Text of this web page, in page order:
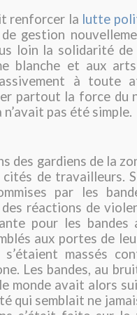
renforcer la lutte
gestion
loin la solidarité de
blanche et aux
à toute
partout la force du
pas été simple.
des gardiens de la
de travailleurs.
par les
réactions de
pour les bandes
aux portes de
massés
Les bandes, au
monde avait alors
qui semblait ne